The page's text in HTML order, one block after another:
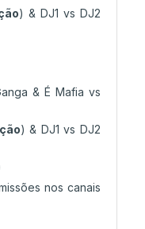
) & DJ1 vs DJ2
& É Mafia vs
) & DJ1 vs DJ2
nos canais